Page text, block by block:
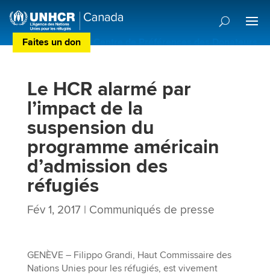
Faites un don Centre de Préférences des Donateurs
Le HCR alarmé par
l’impact de la
suspension du
programme américain
d’admission des
réfugiés
Fév 1, 2017| Communiqués de presse
GENÈVE – Filippo Grandi, Haut Commissaire des
Nations Unies pour les réfugiés, est vivement